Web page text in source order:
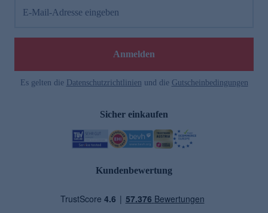
E-Mail-Adresse eingeben
Anmelden
Es gelten die Datenschutzrichtlinien und die Gutscheinbedingungen
Sicher einkaufen
Kundenbewertung